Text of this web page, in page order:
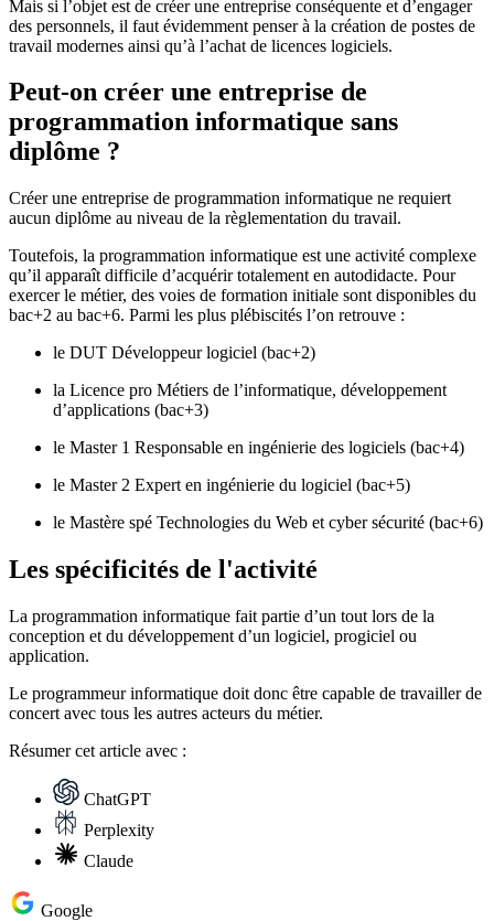
Mais si l’objet est de créer une entreprise conséquente et d’engager
des personnels, il faut évidemment penser à la création de postes de
travail modernes ainsi qu’à l’achat de licences logiciels.
Peut-on créer une entreprise de
programmation informatique sans
diplôme ?
Créer une entreprise de programmation informatique ne requiert
aucun diplôme au niveau de la règlementation du travail.
Toutefois, la programmation informatique est une activité complexe
qu’il apparaît difficile d’acquérir totalement en autodidacte. Pour
exercer le métier, des voies de formation initiale sont disponibles du
bac+2 au bac+6. Parmi les plus plébiscités l’on retrouve :
le DUT Développeur logiciel (bac+2)
la Licence pro Métiers de l’informatique, développement
d’applications (bac+3)
le Master 1 Responsable en ingénierie des logiciels (bac+4)
le Master 2 Expert en ingénierie du logiciel (bac+5)
le Mastère spé Technologies du Web et cyber sécurité (bac+6)
Les spécificités de l'activité
La programmation informatique fait partie d’un tout lors de la
conception et du développement d’un logiciel, progiciel ou
application.
Le programmeur informatique doit donc être capable de travailler de
concert avec tous les autres acteurs du métier.
Résumercet article avec :
ChatGPT
Perplexity
Claude
Google